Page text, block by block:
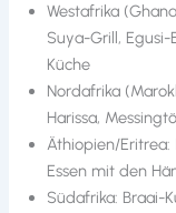
Westafrika
Suya-Grill,
Küche
Nordafrika
Harissa,
Äthiopien/
Essen mit den
Südafrika: Braai-